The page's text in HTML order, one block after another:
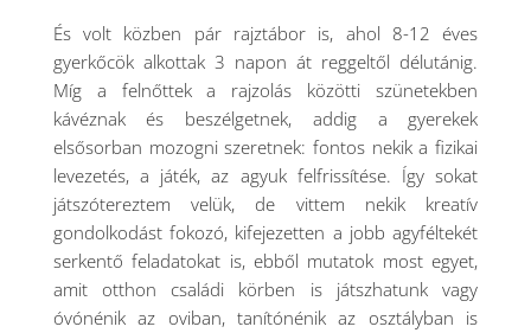
És volt közben pár rajztábor is, ahol 8-12 éves
gyerkőcök alkottak 3 napon át reggeltől délutánig.
Míg a felnőttek a rajzolás közötti szünetekben
kávéznak és beszélgetnek, addig a gyerekek
elsősorban mozogni szeretnek: fontos nekik a fizikai
levezetés, a játék, az agyuk felfrissítése. Így sokat
játszótereztem velük, de vittem nekik kreatív
gondolkodást fokozó, kifejezetten a jobb agyféltekét
serkentő feladatokat is, ebből mutatok most egyet,
amit otthon családi körben is játszhatunk vagy
óvónénik az oviban, tanítónénik az osztályban is